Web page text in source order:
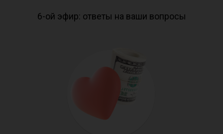
6-ой эфир: ответы на ваши вопросы